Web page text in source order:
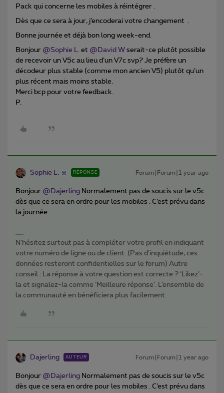
Pack qui concerne les mobiles à réintégrer .
Dès que ce sera à jour, j’encoderai votre changement .
Bonne journée et déjà bon long week-end.
Bonjour ​ @Sophie L. et ​ @David W serait-ce plutôt possible
de recevoir un V5c au lieu d’un V7c svp? Je préfère un
décodeur plus stable (comme mon ancien V5) plutôt qu’un
plus récent mais moins stable.
Merci bcp pour votre feedback.
P.
Sophie L. RÉPONSE Forum|Forum|1 year ago
Bonjour ​ @Dajerling Normalement pas de soucis sur le v5c
dès que ce sera en ordre pour les mobiles . C’est prévu dans
la journée .
N'hésitez surtout pas à compléter votre profil en indiquant
votre numéro de ligne ou de client. (Pas d'inquiétude, ces
données resteront confidentielles sur le forum) Autre
conseil : La réponse à votre question est correcte ? ‘Likez’-
la et signalez-la comme ‘Meilleure réponse’. L’ensemble de
la communauté en bénéficiera plus facilement.
Dajerling AUTEUR Forum|Forum|1 year ago
Bonjour ​ @Dajerling Normalement pas de soucis sur le v5c
dès que ce sera en ordre pour les mobiles . C’est prévu dans